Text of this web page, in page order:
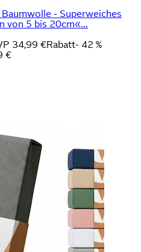
- Superweiches
von 5 bis 20cm«...
34,99 €Rabatt- 42 %
€